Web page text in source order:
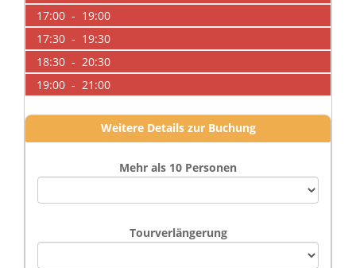
17:00 - 19:00
17:30 - 19:30
18:30 - 20:30
19:00 - 21:00
Weitere Details zur Buchung
Mehr als 10 Personen
Tourverlängerung